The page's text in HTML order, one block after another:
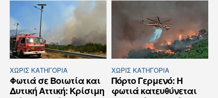
ΧΩΡΊΣ ΚΑΤΗΓΟΡΊΑ
Φωτιά σε Βοιωτία και
Δυτική Αττική: Κρίσιμη
ΧΩΡΊΣ ΚΑΤΗΓΟΡΊΑ
Πόρτο Γερμενό: Η
φωτιά κατευθύνεται